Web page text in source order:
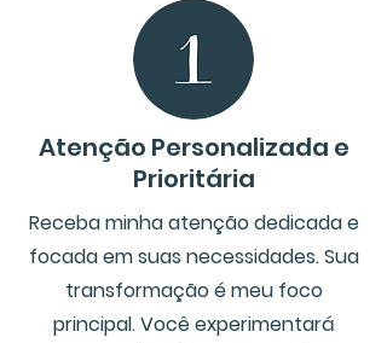
Atenção Personalizada e
Prioritária
Receba minha atenção dedicada e
focada em suas necessidades. Sua
transformação é meu foco
principal. Você experimentará